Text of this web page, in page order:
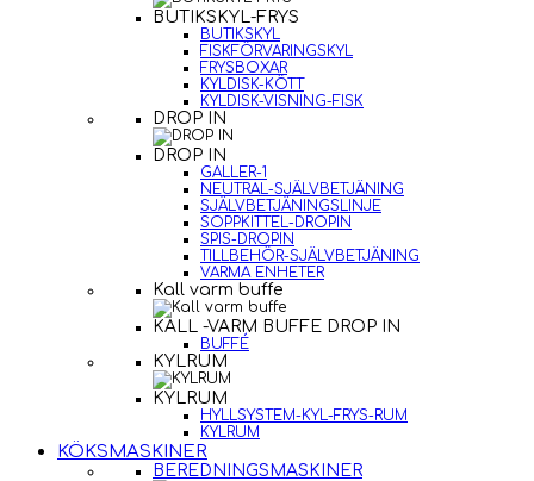
BUTIKSKYL-FRYS
BUTIKSKYL
FISKFÖRVARINGSKYL
FRYSBOXAR
KYLDISK-KÖTT
KYLDISK-VISNING-FISK
DROP IN
DROP IN
GALLER-1
NEUTRAL-SJÄLVBETJÄNING
SJÄLVBETJÄNINGSLINJE
SOPPKITTEL-DROPIN
SPIS-DROPIN
TILLBEHÖR-SJÄLVBETJÄNING
VARMA ENHETER
Kall varm buffe
KALL -VARM BUFFE DROP IN
BUFFÉ
KYLRUM
KYLRUM
HYLLSYSTEM-KYL-FRYS-RUM
KYLRUM
KÖKSMASKINER
BEREDNINGSMASKINER